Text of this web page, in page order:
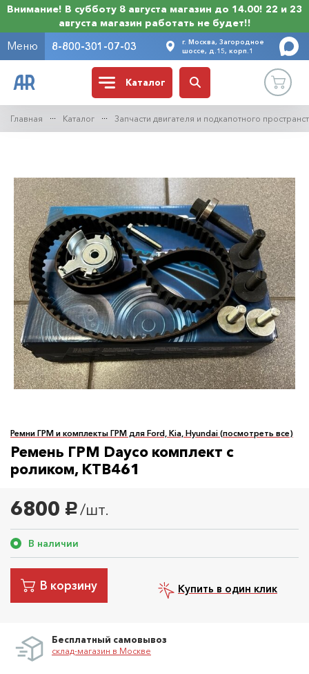
Внимание! В субботу 8 августа магазин до 14.00! 22 и 23
августа магазин работать не будет!!
Меню 8-800-301-07-03
г. Москва, Загородное
шоссе, д.15, корп.1
Каталог
Главная Каталог Запчасти двигателя и подкапотного
Ремни ГРМ и комплекты ГРМ для Ford, Kia, Hyundai (посмотреть все)
Ремень ГРМ Dayco комплект с
роликом, KTB461
6800 руб. /шт.
В наличии
В корзину Купить в один клик
Бесплатный самовывоз
склад-магазин в Москве